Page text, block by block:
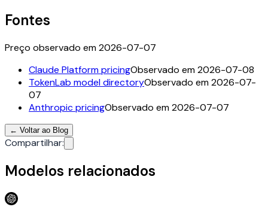
Fontes
Preço observado em 2026-07-07
Claude Platform pricingObservado em 2026-07-08
TokenLab model directoryObservado em 2026-07-
07
Anthropic pricingObservado em 2026-07-07
← Voltar ao Blog
Compartilhar:
Modelos relacionados